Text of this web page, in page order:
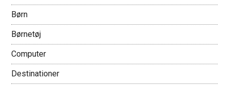
Børn
Børnetøj
Computer
Destinationer